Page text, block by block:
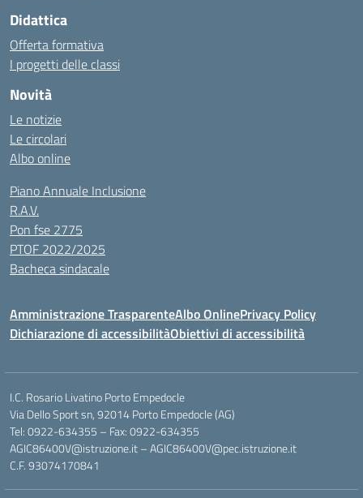
Didattica
Offerta formativa
I progetti delle classi
Novità
Le notizie
Le circolari
Albo online
Piano Annuale Inclusione
R.A.V.
Pon fse 2775
PTOF 2022/2025
Bacheca sindacale
Amministrazione TrasparenteAlbo OnlinePrivacy Policy
Dichiarazione di accessibilitàObiettivi di accessibilità
I.C. Rosario Livatino Porto Empedocle
Via Dello Sport sn, 92014 Porto Empedocle (AG)
Tel: 0922-634355 – Fax: 0922-634355
AGIC86400V@istruzione.it–AGIC86400V@pec.istruzione.it
C.F. 93074170841